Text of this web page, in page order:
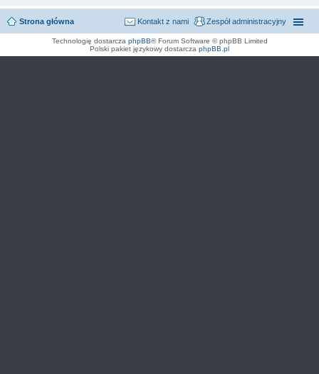
Strona główna Zespół administracyjny
Kontakt z nami
Technologię dostarcza phpBB® Forum Software © phpBB Limited
Polski pakiet językowy dostarcza phpBB.pl